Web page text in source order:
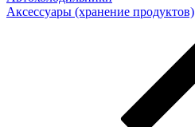
Аксессуары (хранение продуктов)